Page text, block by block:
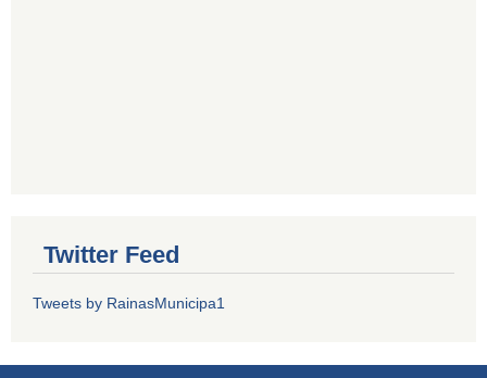
Twitter Feed
Tweets by RainasMunicipa1